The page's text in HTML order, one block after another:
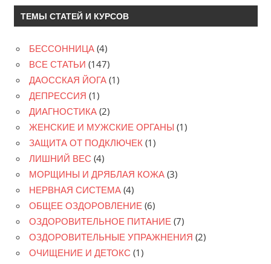
ТЕМЫ СТАТЕЙ И КУРСОВ
БЕССОННИЦА (4)
ВСЕ СТАТЬИ (147)
ДАОССКАЯ ЙОГА (1)
ДЕПРЕССИЯ (1)
ДИАГНОСТИКА (2)
ЖЕНСКИЕ И МУЖСКИЕ ОРГАНЫ (1)
ЗАЩИТА ОТ ПОДКЛЮЧЕК (1)
ЛИШНИЙ ВЕС (4)
МОРЩИНЫ И ДРЯБЛАЯ КОЖА (3)
НЕРВНАЯ СИСТЕМА (4)
ОБЩЕЕ ОЗДОРОВЛЕНИЕ (6)
ОЗДОРОВИТЕЛЬНОЕ ПИТАНИЕ (7)
ОЗДОРОВИТЕЛЬНЫЕ УПРАЖНЕНИЯ (2)
ОЧИЩЕНИЕ И ДЕТОКС (1)